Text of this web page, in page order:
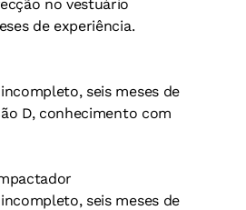
no vestuário
de experiência.
seis meses de
D, conhecimento com
seis meses de